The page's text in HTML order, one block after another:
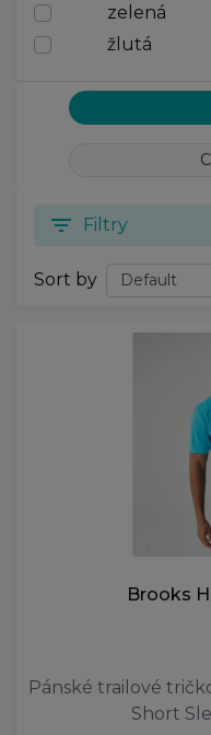
zelená
žlutá
filter_list Filtry
Sort by
Brooks
Pánské trailové
Short